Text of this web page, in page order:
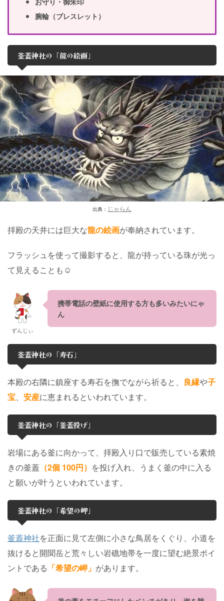
腕輪（ブレスレット）
釜蓋神社の「龍の絵画」
出典： じゃらん
拝殿の天井には巨大な龍の絵画が奉納されています。
フラッシュを使って撮影すると、龍が持っている珠が光っ
て見えることも☺︎
ずんじぃ
携帯電話の壁紙に使用する方も多いみたいにゃ
ん
釜蓋神社の「寿石」
本殿の右隣に鎮座する寿石を撫でながら祈ると、 良縁や子
宝、 安産に恵まれるといわれています。
釜蓋神社の「釜蓋投げ」
岩場にある釜に向かって、拝殿入り口で販売している素焼
きの釜蓋 （2個 100円） を投げ入れ、うまく釜の中に入る
と願いが叶うといわれています。
釜蓋神社の「希望の岬」
釜蓋神社を正面に見て左側に小さな鳥居をくぐり、小道を
抜けると開聞岳と荒々しい岩礁地帯を一度に望む絶景ポイ
ントである 「希望の岬」 があります。